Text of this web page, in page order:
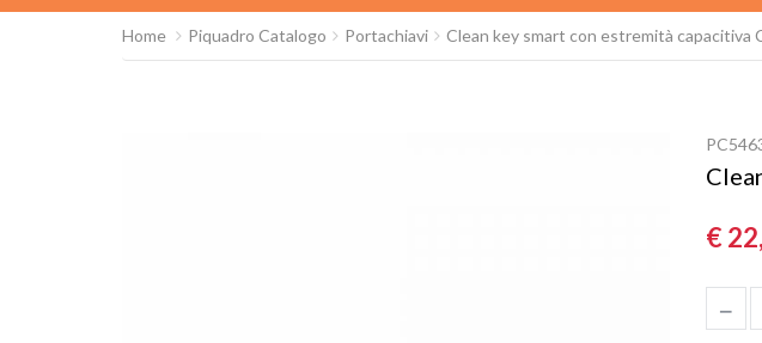
Home Piquadro Catalogo Portachiavi Clean key smart con estremità capacitiva
€
–